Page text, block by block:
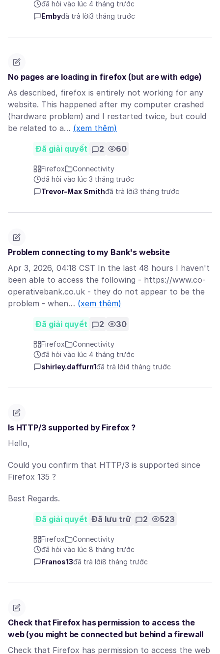
đã hỏi vào lúc 4 tháng trước
Embyđã trả lời3 tháng trước
No pages are loading in firefox (but are with edge)
As described, firefox is entirely not working for any
website. This happened after my computer crashed
(hardware problem) and I restarted twice, but could
be related to a… (xem thêm)
Đã giải quyết 2 60
Firefox
Connectivity
đã hỏi vào lúc 3 tháng trước
Trevor-Max Smithđã trả lời3 tháng trước
Problem connecting to my Bank's website
Apr 3, 2026, 04:18 CST In the last 48 hours I haven't
been able to access the following - https://www.co-
operativebank.co.uk - they do not appear to be the
problem - when… (xem thêm)
Đã giải quyết 2 30
Firefox
Connectivity
đã hỏi vào lúc 4 tháng trước
shirley.daffurn1đã trả lời4 tháng trước
Is HTTP/3 supported by Firefox ?
Hello,
Could you confirm that HTTP/3 is supported since
Firefox 135 ?
Best Regards.
Đã giải quyết Đã lưu trữ 2 523
Firefox
Connectivity
đã hỏi vào lúc 8 tháng trước
Franos13đã trả lời8 tháng trước
Check that Firefox has permission to access the
web (you might be connected but behind a firewall
Check that Firefox has permission to access the web